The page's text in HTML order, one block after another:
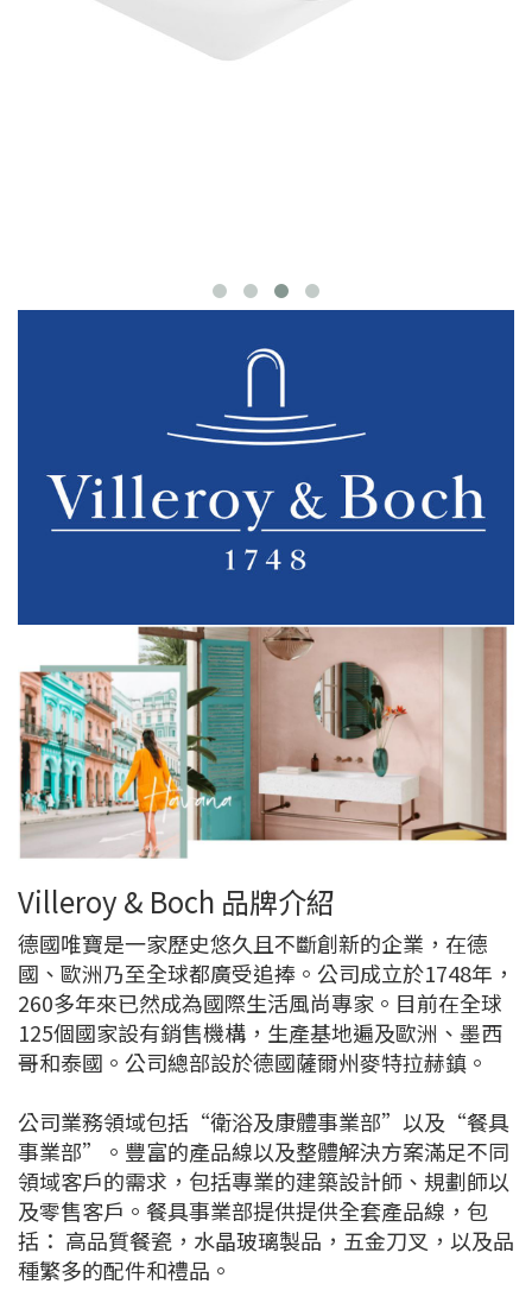
Villeroy & Boch 品牌介紹
德國唯寶是一家歷史悠久且不斷創新的企業，在德
國、歐洲乃至全球都廣受追捧。公司成立於1748年，
260多年來已然成為國際生活風尚專家。目前在全球
125個國家設有銷售機構，生產基地遍及歐洲、墨西
哥和泰國。公司總部設於德國薩爾州麥特拉赫鎮。
公司業務領域包括“衛浴及康體事業部”以及“餐具
事業部”。豐富的產品線以及整體解決方案滿足不同
領域客戶的需求，包括專業的建築設計師、規劃師以
及零售客戶。餐具事業部提供提供全套產品線，包
括： 高品質餐瓷，水晶玻璃製品，五金刀叉，以及品
種繁多的配件和禮品。